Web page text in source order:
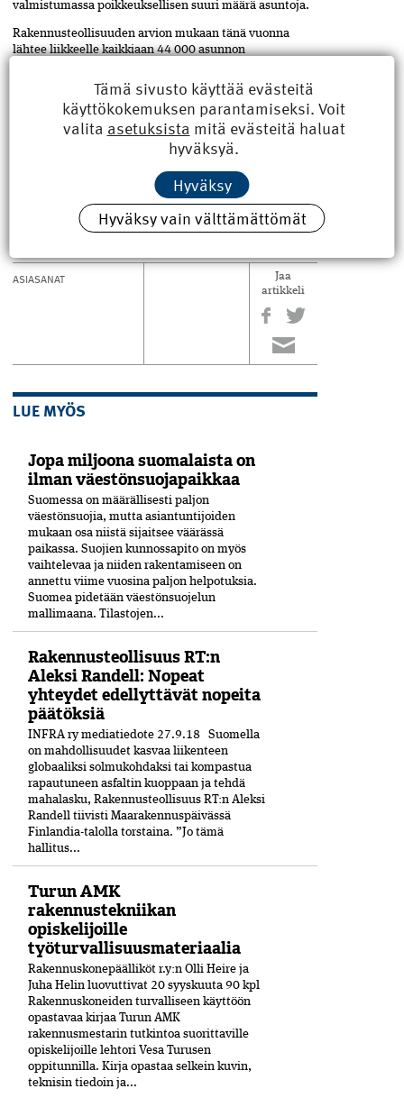
valmistumassa poikkeuksellisen suuri määrä asuntoja.
Rakennusteollisuuden arvion mukaan tänä vuonna
lähtee liikkeelle kaikkiaan 44 000 asunnon
vuonna aloitusten ennakoidaan vähentyvän 39 000
asuntoon, mikä tarkoittaa paluuta kohti normaalia
RT:n 2.10. julkaisema suhdannekatsaus
kokonaisuudessaan ja tiedote löytyvät RT:n
www.rakennusteollisuus.fi/suhdanteet
ASIASANAT
Jaa
artikkeli
LUE MYÖS
Jopa miljoona suomalaista on
ilman väestönsuojapaikkaa
Suomessa on määrällisesti paljon
väestönsuojia, mutta asiantuntijoiden
mukaan osa niistä sijaitsee väärässä
paikassa. Suojien kunnossapito on myös
vaihtelevaa ja niiden rakentamiseen on
annettu viime vuosina paljon helpotuksia.
Suomea pidetään väestönsuojelun
mallimaana. Tilastojen...
Rakennusteollisuus RT:n
Aleksi Randell: Nopeat
yhteydet edellyttävät nopeita
päätöksiä
INFRA ry mediatiedote 27.9.18 Suomella
on mahdollisuudet kasvaa liikenteen
globaaliksi solmukohdaksi tai kompastua
rapautuneen asfaltin kuoppaan ja tehdä
mahalasku, Rakennusteollisuus RT:n Aleksi
Randell tiivisti Maarakennuspäivässä
Finlandia-talolla torstaina. ”Jo tämä
hallitus...
Turun AMK
rakennustekniikan
opiskelijoille
työturvallisuusmateriaalia
Rakennuskonepäälliköt r.y:n Olli Heire ja
Juha Helin luovuttivat 20 syyskuuta 90 kpl
Rakennuskoneiden turvalliseen käyttöön
opastavaa kirjaa Turun AMK
rakennusmestarin tutkintoa suorittaville
opiskelijoille lehtori Vesa Turusen
oppitunnilla. Kirja opastaa selkein kuvin,
teknisin tiedoin ja...
Tämä sivusto käyttää evästeitä
käyttökokemuksen parantamiseksi. Voit
valita asetuksista mitä evästeitä haluat
hyväksyä.
Hyväksy
Hyväksy vain välttämättömät